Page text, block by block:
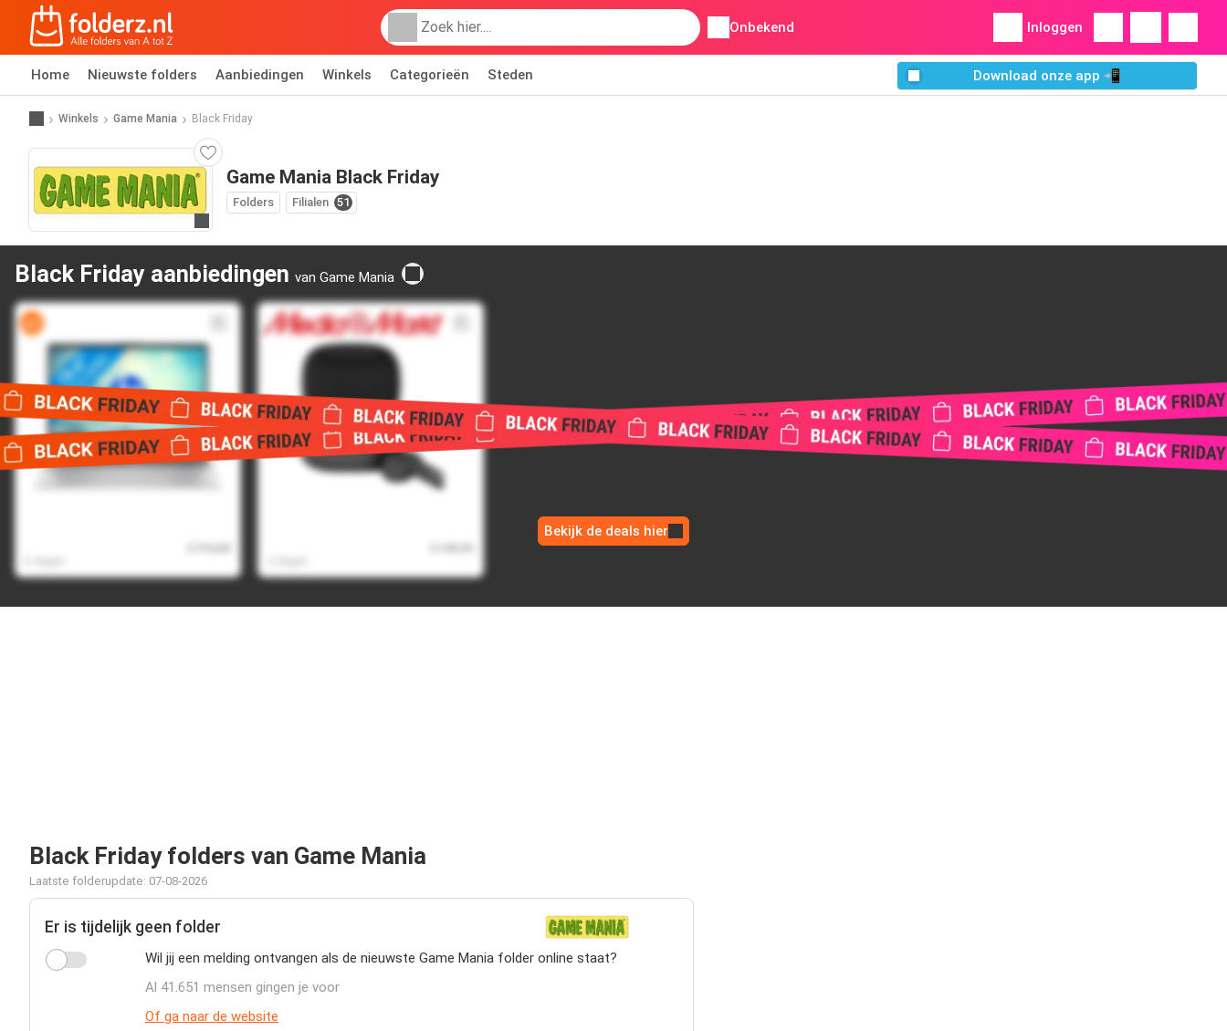
Onbekend Inloggen
Home Nieuwste folders Aanbiedingen Winkels Categorieën Steden Download onze app 📲
Winkels Game Mania Black Friday
Game Mania Black Friday
Folders Filialen 51
Black Friday aanbiedingen van Game Mania
Bekijk de deals hier
Black Friday folders van Game Mania
Laatste folderupdate: 07-08-2026
Er is tijdelijk geen folder
Wil jij een melding ontvangen als de nieuwste Game Mania folder online staat?
Al 41.651 mensen gingen je voor
Of ga naar de website